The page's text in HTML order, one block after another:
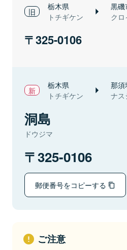
栃木県
トチギケン
黒磯
クロ
325-0106
栃木県
トチギケン
那須
ナス
洞島
ドウジマ
325-0106
郵便番号をコピーする
ご注意